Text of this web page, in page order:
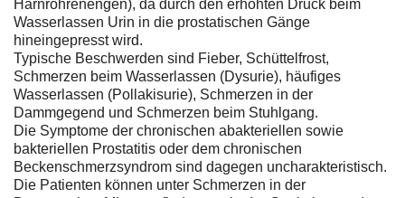
Harnröhrenengen), da durch den erhöhten Druck beim
Wasserlassen Urin in die prostatischen Gänge
hineingepresst wird.
Typische Beschwerden sind Fieber, Schüttelfrost,
Schmerzen beim Wasserlassen (Dysurie), häufiges
Wasserlassen (Pollakisurie), Schmerzen in der
Dammgegend und Schmerzen beim Stuhlgang.
Die Symptome der chronischen abakteriellen sowie
bakteriellen Prostatitis oder dem chronischen
Beckenschmerzsyndrom sind dagegen uncharakteristisch.
Die Patienten können unter Schmerzen in der